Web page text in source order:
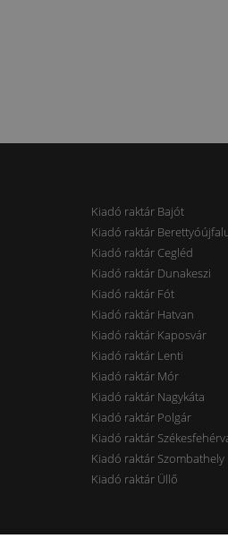
Kiadó raktár Bajót
Kiadó raktár
Kiadó raktár Cegléd
Kiadó raktár Dunakeszi
Kiadó raktár Fót
Kiadó raktár Hatvan
Kiadó raktár Kaposvár
Kiadó raktár Lenti
Kiadó raktár Mór
Kiadó raktár Nagykáta
Kiadó raktár Polgár
Kiadó raktár
Kiadó raktár Szombathely
Kiadó raktár Üllő